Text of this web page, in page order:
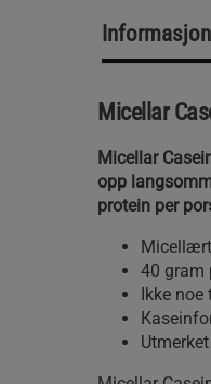
Informasjon
Micellar
Micellar
opp
protein per
40 gram
Ikke noe